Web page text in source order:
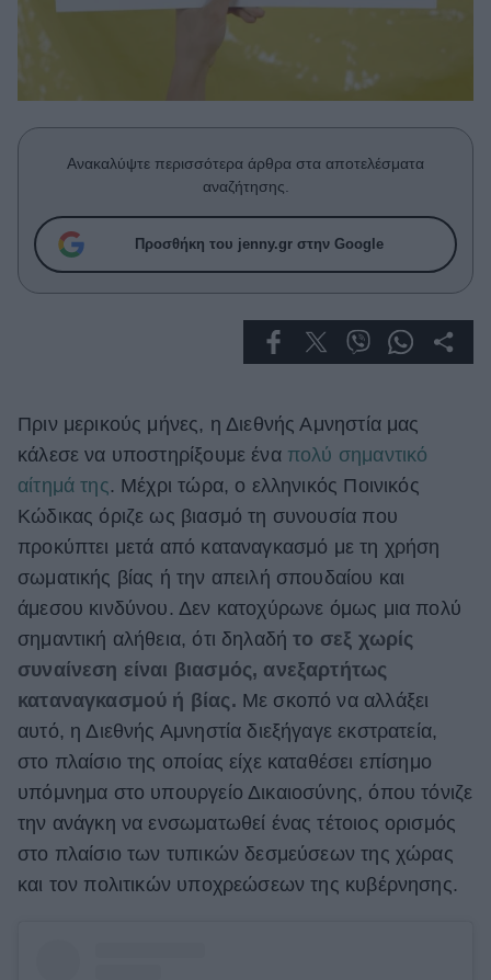
Πρόσωπα
Celebrities
True Stories
Ask the Guru
Success Stories
Living
Deco
Cooking
Αφιερώματα
ΒΟΞ
Χωρίς Ταμπέλες
Women's Forum
Ανακαλύψτε περισσότερα άρθρα στα αποτελέσματα
αναζήτησης.
Προσθήκη του jenny.gr στην Google
Πριν μερικούς μήνες, η Διεθνής Αμνηστία μας
κάλεσε να υποστηρίξουμε ένα πολύ σημαντικό
αίτημά της. Μέχρι τώρα, ο ελληνικός Ποινικός
Κώδικας όριζε ως βιασμό τη συνουσία που
προκύπτει μετά από καταναγκασμό με τη χρήση
σωματικής βίας ή την απειλή σπουδαίου και
άμεσου κινδύνου. Δεν κατοχύρωνε όμως μια πολύ
σημαντική αλήθεια, ότι δηλαδήτο σεξ χωρίς
συναίνεση είναι βιασμός, ανεξαρτήτως
καταναγκασμού ή βίας. Με σκοπό να αλλάξει
αυτό, η Διεθνής Αμνηστία διεξήγαγε εκστρατεία,
στο πλαίσιο της οποίας είχε καταθέσει επίσημο
υπόμνημα στο υπουργείο Δικαιοσύνης, όπου τόνιζε
την ανάγκη να ενσωματωθεί ένας τέτοιος ορισμός
στο πλαίσιο των τυπικών δεσμεύσεων της χώρας
και τον πολιτικών υποχρεώσεων της κυβέρνησης.